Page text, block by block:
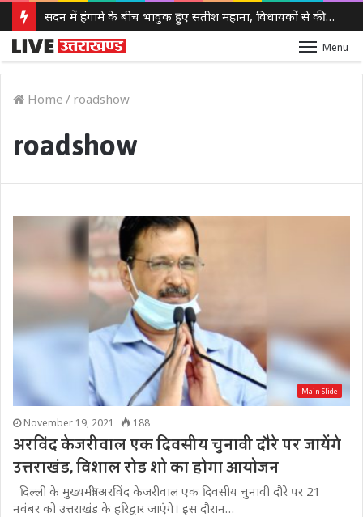
सदन में हंगामे के बीच भावुक हुए सतीश महाना, विधायकों से की मर्यादा बनाए रखने की अपील
Menu
Home / roadshow
roadshow
Main Slide
November 19, 2021 188
अरविंद केजरीवाल एक दिवसीय चुनावी दौरे पर जायेंगे
उत्तराखंड, विशाल रोड शो का होगा आयोजन
दिल्ली के मुख्यमंत्री अरविंद केजरीवाल एक दिवसीय चुनावी दौरे पर 21
नवंबर को उत्तराखंड के हरिद्वार जाएंगे। इस दौरान…